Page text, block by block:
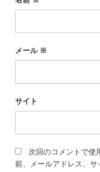
メール ※
サイト
次回のコメントで使
前、メールアドレス、サ